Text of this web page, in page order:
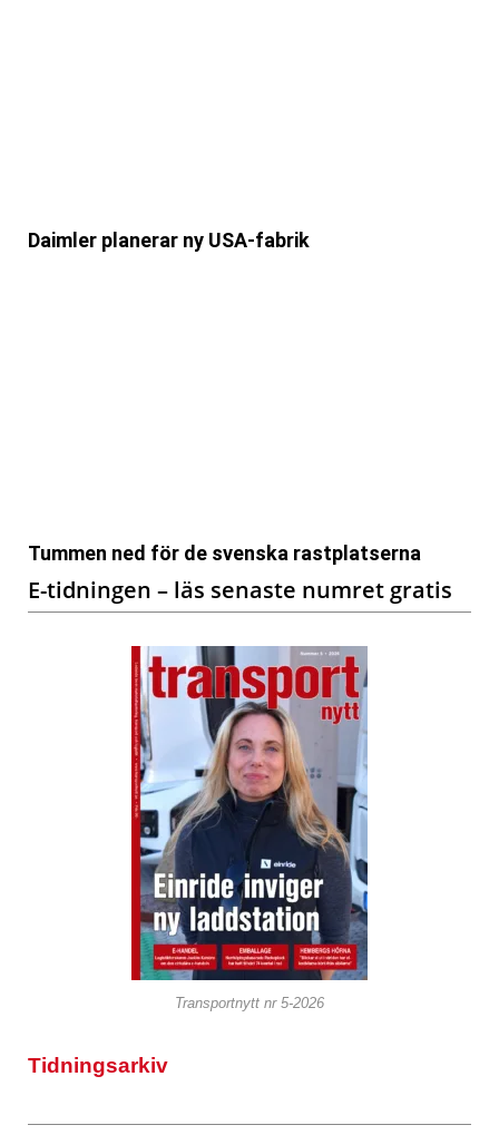
Daimler planerar ny USA-fabrik
Tummen ned för de svenska rastplatserna
E-tidningen – läs senaste numret gratis
Transportnytt nr 5-2026
Tidningsarkiv